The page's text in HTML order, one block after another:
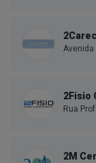
Avenida
2Fisio
Rua
2M